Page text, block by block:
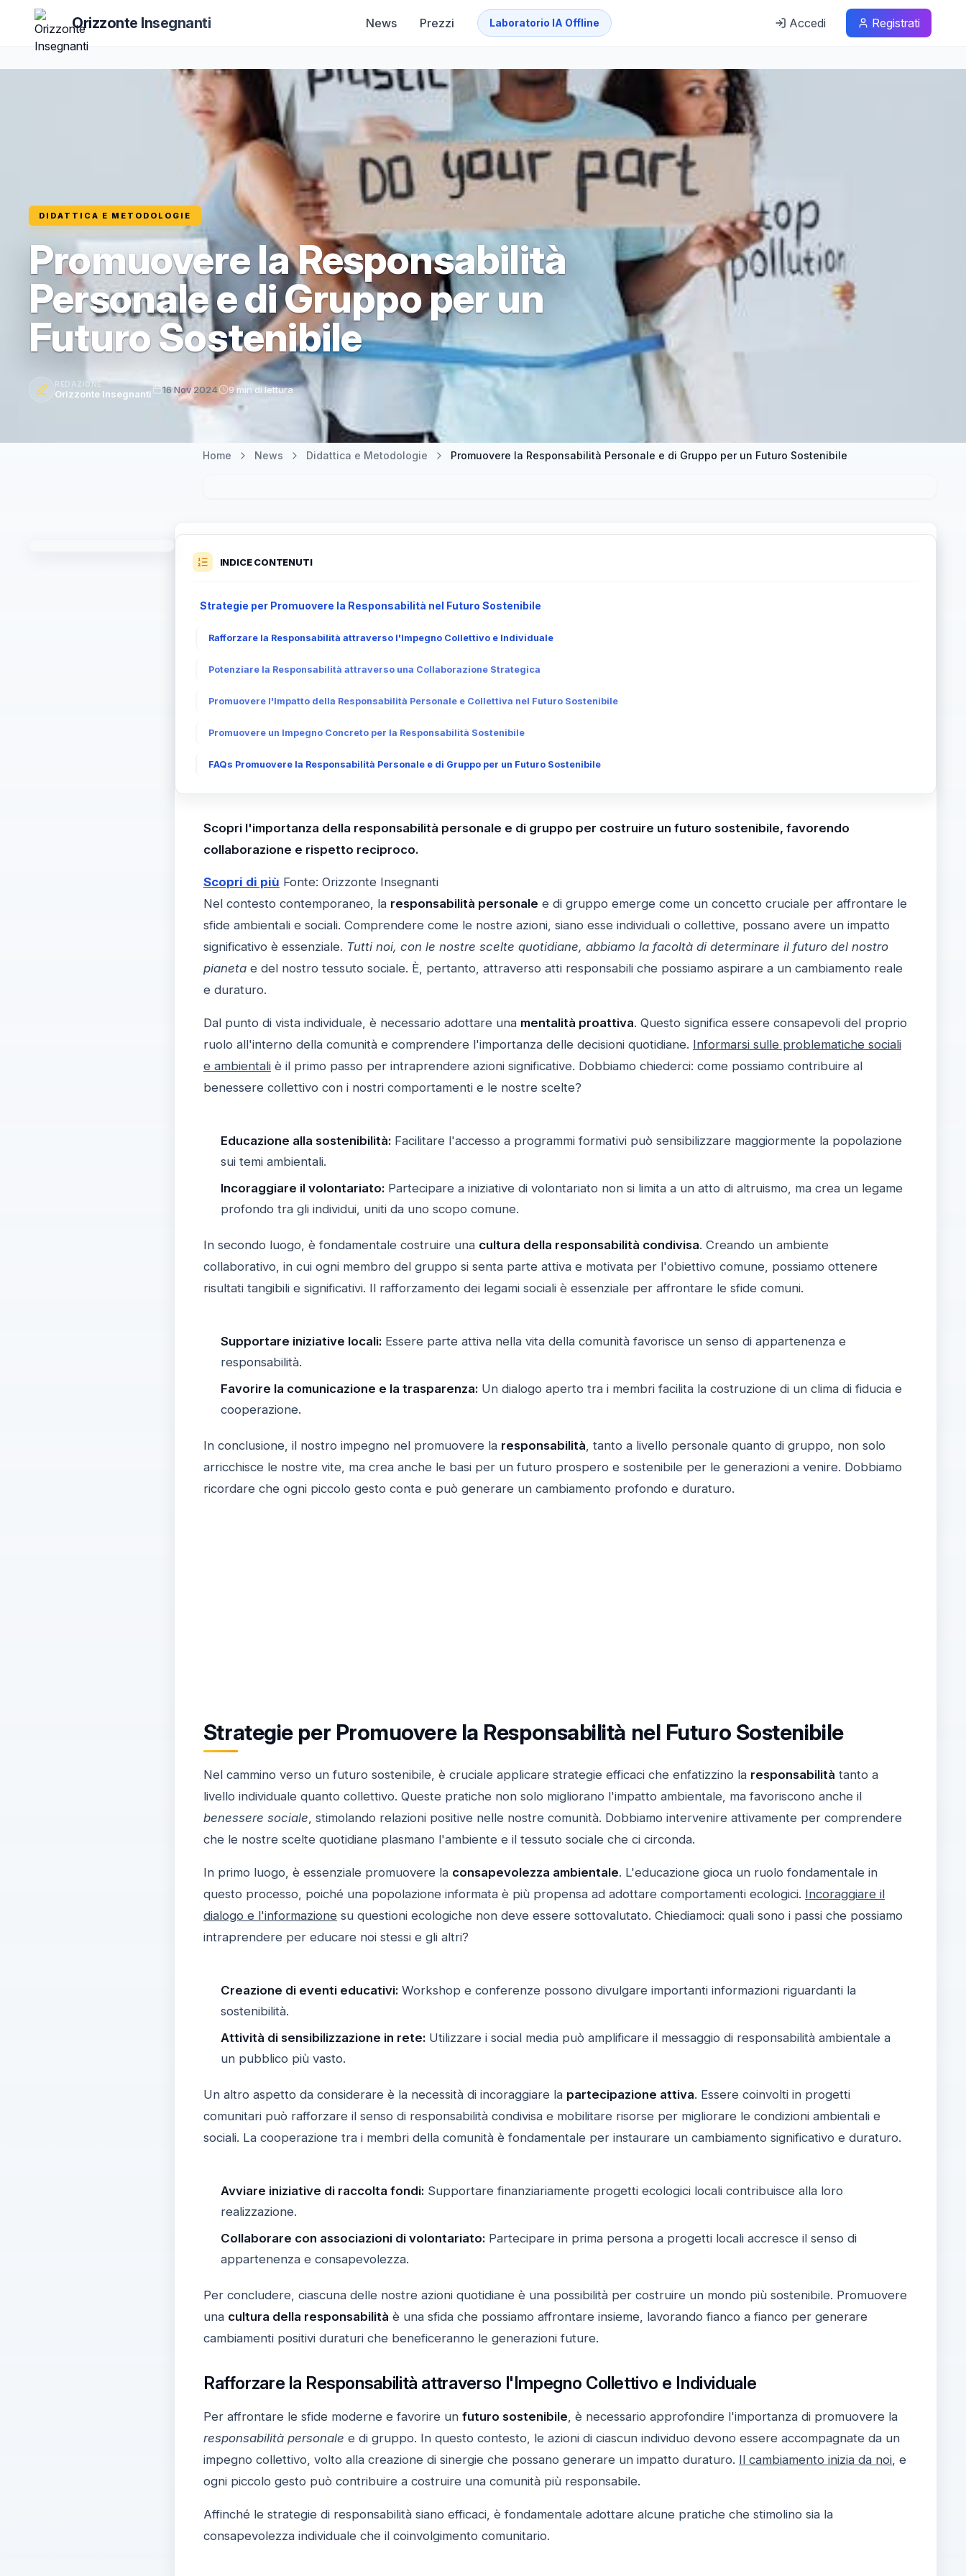
Orizzonte Insegnanti News Prezzi Laboratorio IA Offline Accedi Registrati
DIDATTICA E METODOLOGIE
Promuovere la Responsabilità
Personale e di Gruppo per un
Futuro Sostenibile
REDAZIONE
Orizzonte Insegnanti 16 Nov 2024 9 min di lettura
Home News Didattica e Metodologie Promuovere la Responsabilità Personale e di Gruppo per un Futuro Sostenibile
INDICE CONTENUTI
Strategie per Promuovere la Responsabilità nel Futuro Sostenibile
Rafforzare la Responsabilità attraverso l'Impegno Collettivo e Individuale
Potenziare la Responsabilità attraverso una Collaborazione Strategica
Promuovere l'Impatto della Responsabilità Personale e Collettiva nel Futuro Sostenibile
Promuovere un Impegno Concreto per la Responsabilità Sostenibile
FAQs Promuovere la Responsabilità Personale e di Gruppo per un Futuro Sostenibile
Scopri l'importanza della responsabilità personale e di gruppo per costruire un futuro sostenibile, favorendo
collaborazione e rispetto reciproco.
Scopri di più Fonte: Orizzonte Insegnanti
Nel contesto contemporaneo, la responsabilità personale e di gruppo emerge come un concetto cruciale per affrontare le
sfide ambientali e sociali. Comprendere come le nostre azioni, siano esse individuali o collettive, possano avere un impatto
significativo è essenziale. Tutti noi, con le nostre scelte quotidiane, abbiamo la facoltà di determinare il futuro del nostro
pianetae del nostro tessuto sociale. È, pertanto, attraverso atti responsabili che possiamo aspirare a un cambiamento reale
e duraturo.
Dal punto di vista individuale, è necessario adottare una mentalità proattiva. Questo significa essere consapevoli del proprio
ruolo all'interno della comunità e comprendere l'importanza delle decisioni quotidiane. Informarsi sulle problematiche sociali
e ambientaliè il primo passo per intraprendere azioni significative. Dobbiamo chiederci: come possiamo contribuire al
benessere collettivo con i nostri comportamenti e le nostre scelte?
Educazione alla sostenibilità:Facilitare l'accesso a programmi formativi può sensibilizzare maggiormente la popolazione
sui temi ambientali.
Incoraggiare il volontariato:Partecipare a iniziative di volontariato non si limita a un atto di altruismo, ma crea un legame
profondo tra gli individui, uniti da uno scopo comune.
In secondo luogo, è fondamentale costruire una cultura della responsabilità condivisa. Creando un ambiente
collaborativo, in cui ogni membro del gruppo si senta parte attiva e motivata per l'obiettivo comune, possiamo ottenere
risultati tangibili e significativi. Il rafforzamento dei legami sociali è essenziale per affrontare le sfide comuni.
Supportare iniziative locali:Essere parte attiva nella vita della comunità favorisce un senso di appartenenza e
responsabilità.
Favorire la comunicazione e la trasparenza:Un dialogo aperto tra i membri facilita la costruzione di un clima di fiducia e
cooperazione.
In conclusione, il nostro impegno nel promuovere la responsabilità, tanto a livello personale quanto di gruppo, non solo
arricchisce le nostre vite, ma crea anche le basi per un futuro prospero e sostenibile per le generazioni a venire. Dobbiamo
ricordare che ogni piccolo gesto conta e può generare un cambiamento profondo e duraturo.
Strategie per Promuovere la Responsabilità nel Futuro Sostenibile
Nel cammino verso un futuro sostenibile, è cruciale applicare strategie efficaci che enfatizzino la responsabilità tanto a
livello individuale quanto collettivo. Queste pratiche non solo migliorano l'impatto ambientale, ma favoriscono anche il
benessere sociale , stimolando relazioni positive nelle nostre comunità. Dobbiamo intervenire attivamente per comprendere
che le nostre scelte quotidiane plasmano l'ambiente e il tessuto sociale che ci circonda.
In primo luogo, è essenziale promuovere la consapevolezza ambientale. L'educazione gioca un ruolo fondamentale in
questo processo, poiché una popolazione informata è più propensa ad adottare comportamenti ecologici. Incoraggiare il
dialogo e l'informazionesu questioni ecologiche non deve essere sottovalutato. Chiediamoci: quali sono i passi che possiamo
intraprendere per educare noi stessi e gli altri?
Creazione di eventi educativi:Workshop e conferenze possono divulgare importanti informazioni riguardanti la
sostenibilità.
Attività di sensibilizzazione in rete:Utilizzare i social media può amplificare il messaggio di responsabilità ambientale a
un pubblico più vasto.
Un altro aspetto da considerare è la necessità di incoraggiare la partecipazione attiva. Essere coinvolti in progetti
comunitari può rafforzare il senso di responsabilità condivisa e mobilitare risorse per migliorare le condizioni ambientali e
sociali. La cooperazione tra i membri della comunità è fondamentale per instaurare un cambiamento significativo e duraturo.
Avviare iniziative di raccolta fondi:Supportare finanziariamente progetti ecologici locali contribuisce alla loro
realizzazione.
Collaborare con associazioni di volontariato:Partecipare in prima persona a progetti locali accresce il senso di
appartenenza e consapevolezza.
Per concludere, ciascuna delle nostre azioni quotidiane è una possibilità per costruire un mondo più sostenibile. Promuovere
una cultura della responsabilità è una sfida che possiamo affrontare insieme, lavorando fianco a fianco per generare
cambiamenti positivi duraturi che beneficeranno le generazioni future.
Rafforzare la Responsabilità attraverso l'Impegno Collettivo e Individuale
Per affrontare le sfide moderne e favorire un futuro sostenibile , è necessario approfondire l'importanza di promuovere la
responsabilità personale e di gruppo. In questo contesto, le azioni di ciascun individuo devono essere accompagnate da un
impegno collettivo, volto alla creazione di sinergie che possano generare un impatto duraturo. Il cambiamento inizia da noi, e
ogni piccolo gesto può contribuire a costruire una comunità più responsabile.
Affinché le strategie di responsabilità siano efficaci, è fondamentale adottare alcune pratiche che stimolino sia la
consapevolezza individuale che il coinvolgimento comunitario.